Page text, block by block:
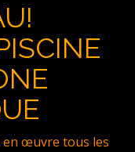
œuvre tous les